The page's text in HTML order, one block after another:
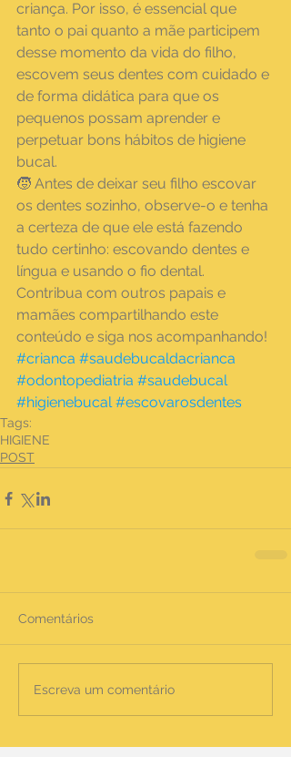
criança. Por isso, é essencial que
tanto o pai quanto a mãe participem
desse momento da vida do filho,
escovem seus dentes com cuidado e
de forma didática para que os
pequenos possam aprender e
perpetuar bons hábitos de higiene
bucal.
🧒 Antes de deixar seu filho escovar
os dentes sozinho, observe-o e tenha
a certeza de que ele está fazendo
tudo certinho: escovando dentes e
língua e usando o fio dental.
Contribua com outros papais e
mamães compartilhando este
conteúdo e siga nos acompanhando!
#crianca #saudebucaldacrianca
#odontopediatria #saudebucal
#higienebucal #escovarosdentes
Tags:
HIGIENE
POST
Comentários
Escreva um comentário